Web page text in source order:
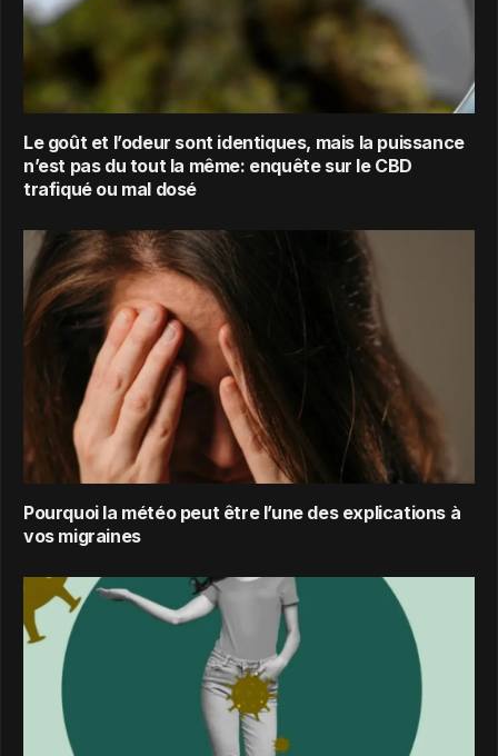
Le goût et l’odeur sont identiques, mais la puissance
n’est pas du tout la même: enquête sur le CBD
trafiqué ou mal dosé
Pourquoi la météo peut être l’une des explications à
vos migraines